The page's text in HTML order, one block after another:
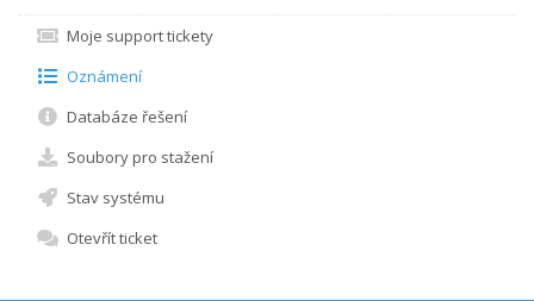
Moje support tickety
Oznámení
Databáze řešení
Soubory pro stažení
Stav systému
Otevřít ticket